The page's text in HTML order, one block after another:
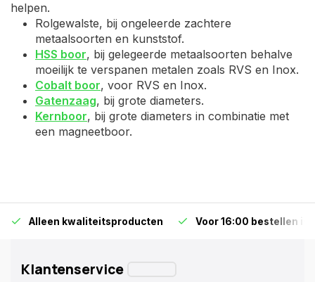
helpen.
Rolgewalste, bij ongeleerde zachtere
metaalsoorten en kunststof.
HSS boor, bij gelegeerde metaalsoorten behalve
moeilijk te verspanen metalen zoals RVS en Inox.
Cobalt boor, voor RVS en Inox.
Gatenzaag, bij grote diameters.
Kernboor, bij grote diameters in combinatie met
een magneetboor.
Alleen kwaliteitsproducten Voor 16:00 bestellen is
Klantenservice